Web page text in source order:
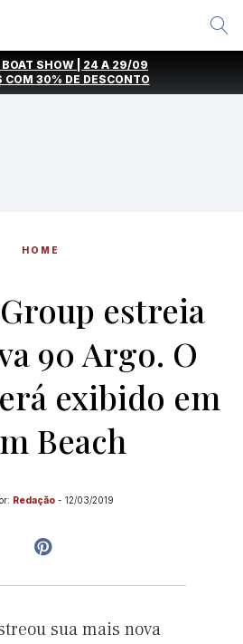
BOAT SHOW | 24 A 29/09
COM 30% DE DESCONTO
HOME
estreia
90 Argo. O
exibido em
Beach
Redação - 12/03/2019
sua mais nova